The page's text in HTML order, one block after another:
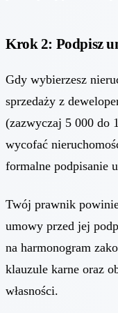
Krok 2: Podpisz
Gdy wybierzesz
sprzedaży z
(zazwyczaj 5 000 do
wycofać
formalne podpisanie
Twój prawnik
umowy przed jej
na harmonogram
klauzule karne oraz
własności.